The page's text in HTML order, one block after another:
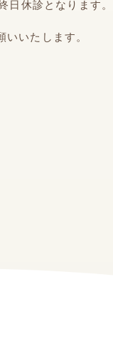
日休診となります。
いたします。